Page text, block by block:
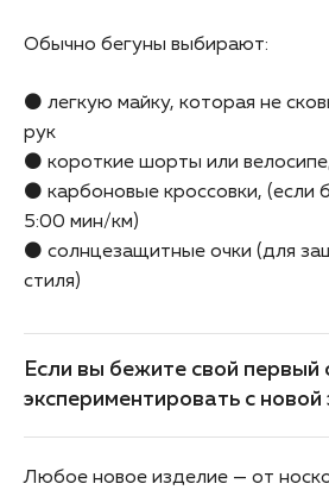
Обычно бегуны выбирают:
⚫ легкую майку, которая не
рук
⚫ короткие шорты или
⚫ карбоновые кроссовки, (если
5:00 мин/км)
⚫ солнцезащитные очки (для
стиля)
Если вы бежите свой первый
экспериментировать с новой
Любое новое изделие — от